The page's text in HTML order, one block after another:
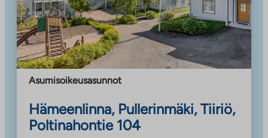
Asumisoikeusasunnot
Hämeenlinna, Pullerinmäki, Tiiriö,
Poltinahontie 104